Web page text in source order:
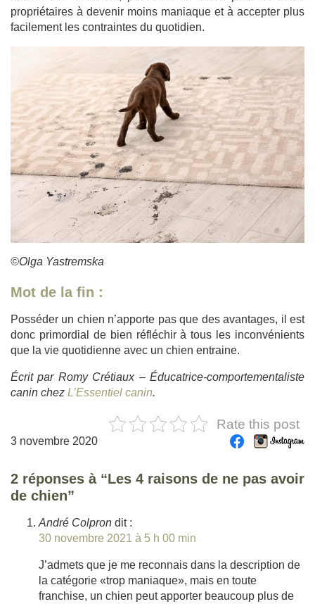
propriétaires à devenir moins maniaque et à accepter plus
facilement les contraintes du quotidien.
©Olga Yastremska
Mot de la fin :
Posséder un chien n’apporte pas que des avantages, il est
donc primordial de bien réfléchir à tous les inconvénients
que la vie quotidienne avec un chien entraine.
Écrit par Romy Crétiaux – Éducatrice-comportementaliste
canin chez L’Essentiel canin.
Rate this post
3 novembre 2020
2 réponses à “Les 4 raisons de ne pas avoir
de chien”
André Colpron dit :
30 novembre 2021 à 5 h 00 min
J’admets que je me reconnais dans la description de
la catégorie «trop maniaque», mais en toute
franchise, un chien peut apporter beaucoup plus de